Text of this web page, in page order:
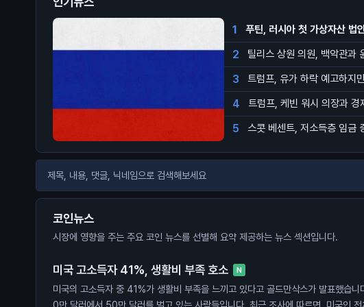
1 푸틴, 러시아 첫 가상자산 법
2 틸리스 상원 의원, 백악관과
3 트럼프, 유가 하락 예고하지
4 트럼프, 케빈 워시 의장과 경
5 스콧 베센트, 저소득층 임금
코인뉴스
시장에 영향을 주는 주요 코인 뉴스를 선별해 요약 제공하는 뉴스 섹션입니다.
미국 고소득자 41%, 생활비 부족 호소 N
미국의 고소득자 중 41%가 생활비 부족을 느끼고 있다고 골드만삭스가 발표했습니
0만 달러에서 50만 달러를 벌고 있는 사람들입니다. 최근 조사에 따르면, 미국인